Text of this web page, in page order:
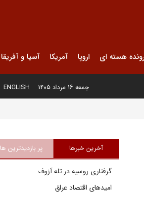
هسته ای اروپا آمریکا آسیا و آفریقا
ENGLISH جمعه ۱۶ مرداد ۱۴۰۵
آخرین خبرها پر بازدیدترین ها
گرفتاری روسیه در تله آزوف
امیدهای اقتصاد عراق